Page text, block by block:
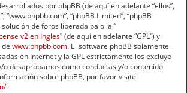
por phpBB (de aquí en adelante “ellos”,
“www.phpbb.com”, “phpBB Limited”, “phpBB
de foros liberada bajo la “
v2 en Ingles” (de aquí en adelante “GPL”) y
www.phpbb.com. El software phpBB solamente
en Internet y la GPL estrictamente los excluye
o desaprobamos como conductas y/o contenido
sobre phpBB, por favor visite:
.